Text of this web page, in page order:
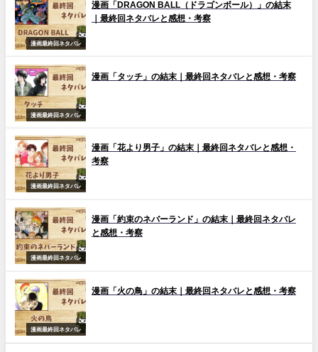
漫画最終回ネタバレ
漫画「DRAGON BALL（ドラゴンボール）」の結末
｜最終回ネタバレと感想・考察
漫画最終回ネタバレ
漫画「タッチ」の結末｜最終回ネタバレと感想・考察
漫画最終回ネタバレ
漫画「花より男子」の結末｜最終回ネタバレと感想・
考察
漫画最終回ネタバレ
漫画「約束のネバーランド」の結末｜最終回ネタバレ
と感想・考察
漫画最終回ネタバレ
漫画「火の鳥」の結末｜最終回ネタバレと感想・考察